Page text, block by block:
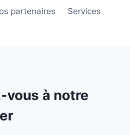
partenaires Services
vous à notre